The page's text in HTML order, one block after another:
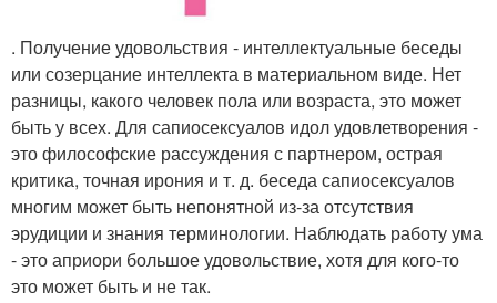
. Получение удовольствия - интеллектуальные беседы
или созерцание интеллекта в материальном виде. Нет
разницы, какого человек пола или возраста, это может
быть у всех. Для сапиосексуалов идол удовлетворения -
это философские рассуждения с партнером, острая
критика, точная ирония и т. д. беседа сапиосексуалов
многим может быть непонятной из-за отсутствия
эрудиции и знания терминологии. Наблюдать работу ума
- это априори большое удовольствие, хотя для кого-то
это может быть и не так.